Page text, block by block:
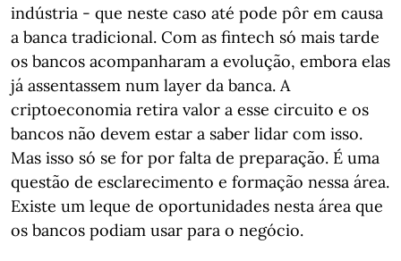
indústria - que neste caso até pode pôr em causa
a banca tradicional. Com as fintech só mais tarde
os bancos acompanharam a evolução, embora elas
já assentassem num layer da banca. A
criptoeconomia retira valor a esse circuito e os
bancos não devem estar a saber lidar com isso.
Mas isso só se for por falta de preparação. É uma
questão de esclarecimento e formação nessa área.
Existe um leque de oportunidades nesta área que
os bancos podiam usar para o negócio.